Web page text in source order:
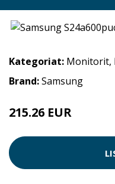
Kategoriat: Monitorit,
Brand:Samsung
215.26 EUR